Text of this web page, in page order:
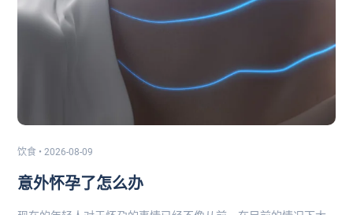
饮食 • 2026-08-09
意外怀孕了怎么办